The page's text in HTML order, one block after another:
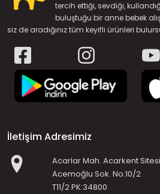
tercih ettiği, sevdiği,
buluştuğu bir anne bebek
siz de aradığınız tüm keyifli ürünleri
İletişim Adresimiz
Acarlar Mah. Acarkent Sitesi
Acemoğlu Sok. No:10/2
T11/2 PK:34800